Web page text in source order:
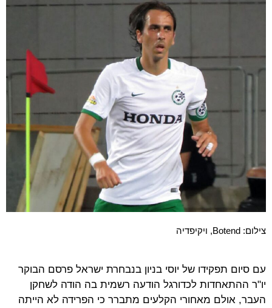
צילום: Botend, ויקיפדיה
עם סיום תפקידו של יוסי בניון בנבחרת ישראל פרסם הבוקר
יו"ר ההתאחדות לכדורגל הודעה רשמית בה הודה לשחקן
העבר, אולם מאחורי הקלעים מתברר כי הפרידה לא הייתה